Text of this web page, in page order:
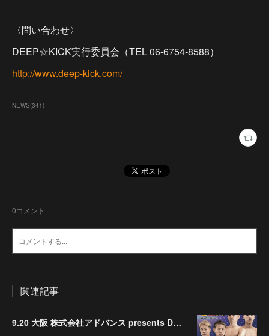
〈問い合わせ〉
DEEP☆KICK実行委員会（TEL 06-6754-8588）
http://www.deep-kick.com/
NEWS(341)
0コメント
関連記事
9.20 大阪 株式会社アドバンス presents DEEP☆KICK 79･80 7月の準決勝を勝ち抜いた6名による-53kg･-65kg･QUEEN-46kgと3つの王座決定戦の開催が決定！